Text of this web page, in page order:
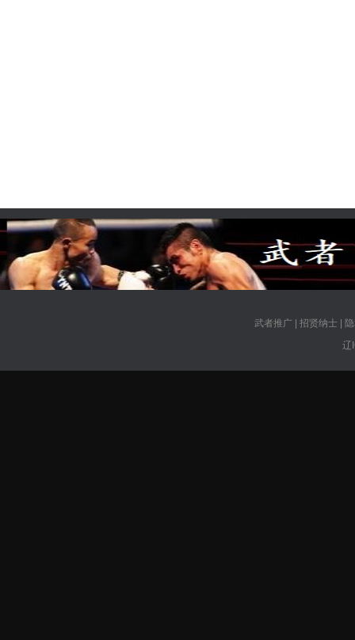
武者推广| 招贤纳士|
辽